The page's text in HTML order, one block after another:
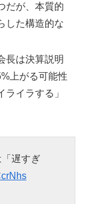
だが、本質的
した構造的な
長は決算説明
上がる可能性
イラする」
遅すぎ